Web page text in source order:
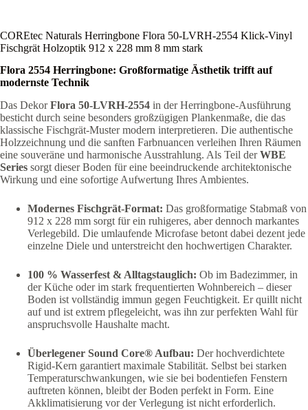
COREtec Naturals Herringbone Flora 50-LVRH-2554 Klick-Vinyl
Fischgrät Holzoptik 912 x 228 mm 8 mm stark
Flora 2554 Herringbone: Großformatige Ästhetik trifft auf
modernste Technik
Das DekorFlora 50-LVRH-2554 in der Herringbone-Ausführung
besticht durch seine besonders großzügigen Plankenmaße, die das
klassische Fischgrät-Muster modern interpretieren. Die authentische
Holzzeichnung und die sanften Farbnuancen verleihen Ihren Räumen
eine souveräne und harmonische Ausstrahlung. Als Teil derWBE
Series sorgt dieser Boden für eine beeindruckende architektonische
Wirkung und eine sofortige Aufwertung Ihres Ambientes.
Modernes Fischgrät-Format: Das großformatige Stabmaß von
912 x 228 mm sorgt für ein ruhigeres, aber dennoch markantes
Verlegebild. Die umlaufende Microfase betont dabei dezent jede
einzelne Diele und unterstreicht den hochwertigen Charakter.
100 % Wasserfest & Alltagstauglich: Ob im Badezimmer, in
der Küche oder im stark frequentierten Wohnbereich – dieser
Boden ist vollständig immun gegen Feuchtigkeit. Er quillt nicht
auf und ist extrem pflegeleicht, was ihn zur perfekten Wahl für
anspruchsvolle Haushalte macht.
Überlegener Sound Core® Aufbau: Der hochverdichtete
Rigid-Kern garantiert maximale Stabilität. Selbst bei starken
Temperaturschwankungen, wie sie bei bodentiefen Fenstern
auftreten können, bleibt der Boden perfekt in Form. Eine
Akklimatisierung vor der Verlegung ist nicht erforderlich.